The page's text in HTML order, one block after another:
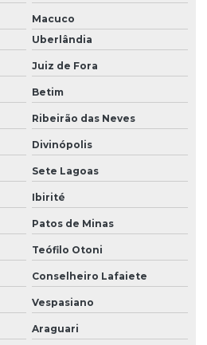
Macuco
Uberlândia
Juiz de Fora
Betim
Ribeirão das Neves
Divinópolis
Sete Lagoas
Ibirité
Patos de Minas
Teófilo Otoni
Conselheiro Lafaiete
Vespasiano
Araguari